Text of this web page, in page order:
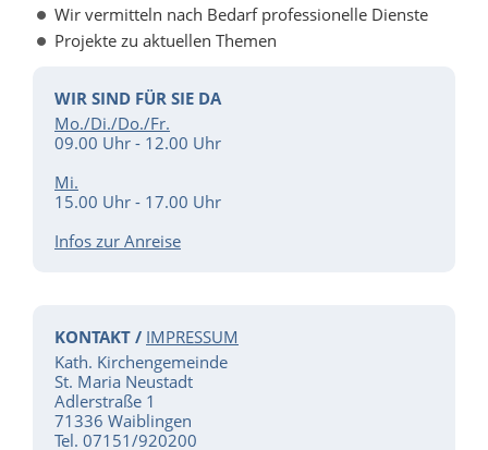
Wir vermitteln nach Bedarf professionelle Dienste
Projekte zu aktuellen Themen
WIR SIND FÜR SIE DA
Mo./Di./Do./Fr.
09.00 Uhr - 12.00 Uhr
Mi.
15.00 Uhr - 17.00 Uhr
Infos zur Anreise
KONTAKT / IMPRESSUM
Kath. Kirchengemeinde
St. Maria Neustadt
Adlerstraße 1
71336 Waiblingen
Tel. 07151/920200